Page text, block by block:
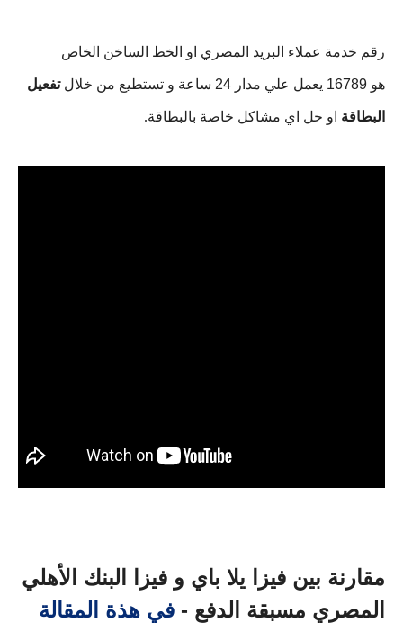
رقم خدمة عملاء البريد المصري او الخط الساخن الخاص
هو يعمل علي مدار 24 ساعة و تستطيع من خلالتفعيل
البطاقة او حل اي مشاكل خاصة بالبطاقة.
مقارنة بين فيزا يلا باي و فيزا البنك الأهلي
المصري مسبقة الدفع - في هذة المقالة